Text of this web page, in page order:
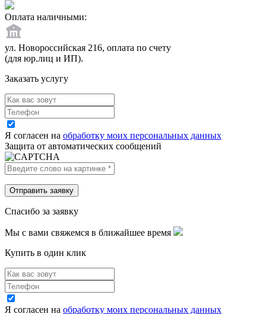
Оплата наличными:
ул. Новороссийская 216, оплата по счету
(для юр.лиц и ИП).
Заказать услугу
Я согласен на обработку моих персональных данных
Защита от автоматических сообщений
Спасибо за заявку
Мы с вами свяжемся в ближайшее время
Купить в один клик
Я согласен на обработку моих персональных данных